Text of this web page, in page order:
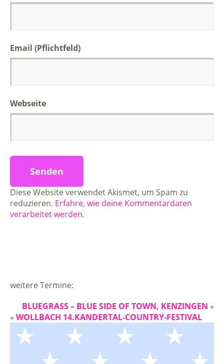
Email (Pflichtfeld)
Webseite
Diese Website verwendet Akismet, um Spam zu
reduzieren. Erfahre, wie deine Kommentardaten
verarbeitet werden.
weitere Termine:
BLUEGRASS – BLUE SIDE OF TOWN, KENZINGEN »
« WOLLBACH 14.KANDERTAL-COUNTRY-FESTIVAL